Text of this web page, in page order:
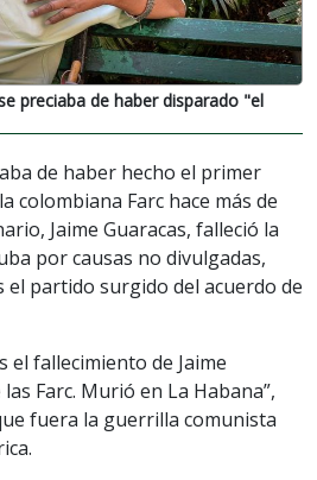
preciaba de haber disparado "el
de haber hecho el primer
colombiana Farc hace más de
Jaime Guaracas, falleció la
por causas no divulgadas,
partido surgido del acuerdo de
el fallecimiento de Jaime
Farc. Murió en La Habana”,
fuera la guerrilla comunista